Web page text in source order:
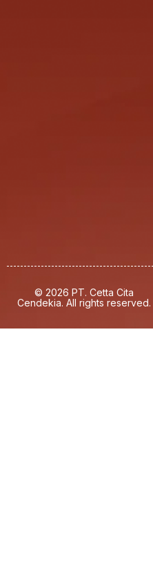
© 2026 PT. Cetta Cita
Cendekia. All rights reserved.